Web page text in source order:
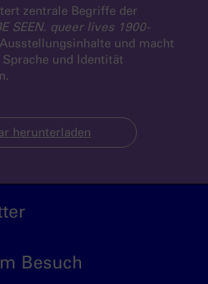
zentrale Begriffe der
SEEN. queer lives 1900-
und macht
und Identität
herunterladen
Besuch